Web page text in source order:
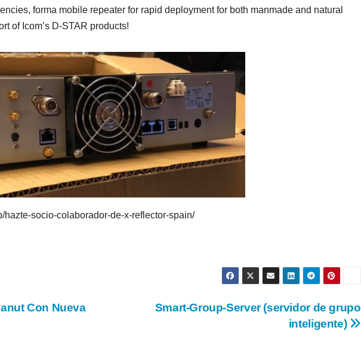
forma mobile repeater for rapid deployment for both manmade and natural
of Icom’s D-STAR products!
hazte-socio-colaborador-de-x-reflector-spain/
Smart-Group-Server (servidor de grupo
inteligente)
Con Nueva